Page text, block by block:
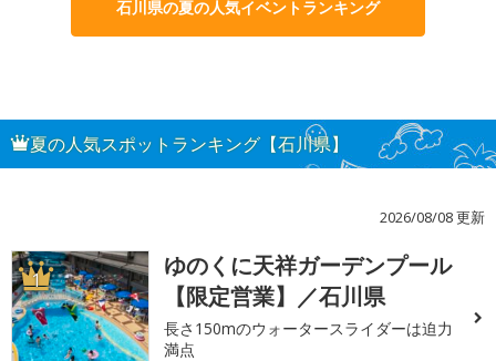
石川県の夏の人気イベントランキング
夏の人気スポットランキング【石川県】
2026/08/08 更新
1
ゆのくに天祥ガーデンプール
【限定営業】／石川県
長さ150mのウォータースライダーは迫力
満点